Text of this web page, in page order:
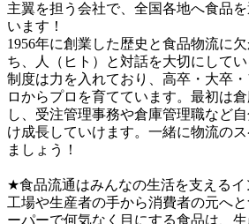
主翼を担う会社で、全国各地へ食品
います！
1956年に創業した歴史と食品物流に
ち、人（ヒト）と対話を大切にして
制度は力を入れており、高卒・大卒
ロからプロを育てています。最初は
し、受注管理事務や倉庫管理職など
け成長していけます。一緒に物流の
ましょう！
★食品流通はみんなの生活を支える
工場や生産者の手から消費者の元へ
ーパーで何気なく目にする食品は、